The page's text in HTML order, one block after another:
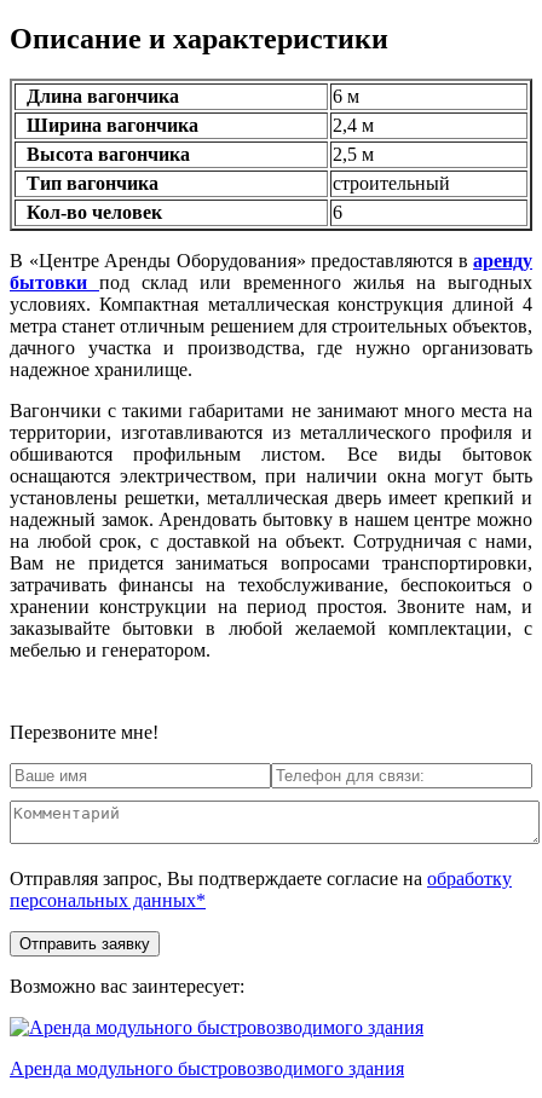
Описание и характеристики
Длина вагончика
6 м
Ширина вагончика
2,4 м
Высота вагончика
2,5 м
Тип вагончика
строительный
Кол-во человек
6
В «Центре Аренды Оборудования» предоставляются в аренду
бытовки под склад или временного жилья на выгодных
условиях. Компактная металлическая конструкция длиной 4
метра станет отличным решением для строительных объектов,
дачного участка и производства, где нужно организовать
надежное хранилище.
Вагончики с такими габаритами не занимают много места на
территории, изготавливаются из металлического профиля и
обшиваются профильным листом. Все виды бытовок
оснащаются электричеством, при наличии окна могут быть
установлены решетки, металлическая дверь имеет крепкий и
надежный замок. Арендовать бытовку в нашем центре можно
на любой срок, с доставкой на объект. Сотрудничая с нами,
Вам не придется заниматься вопросами транспортировки,
затрачивать финансы на техобслуживание, беспокоиться о
хранении конструкции на период простоя. Звоните нам, и
заказывайте бытовки в любой желаемой комплектации, с
мебелью и генератором.
Перезвоните мне!
Отправляя запрос, Вы подтверждаете согласие на обработку
персональных данных*
Возможно вас заинтересует:
Аренда модульного быстровозводимого здания